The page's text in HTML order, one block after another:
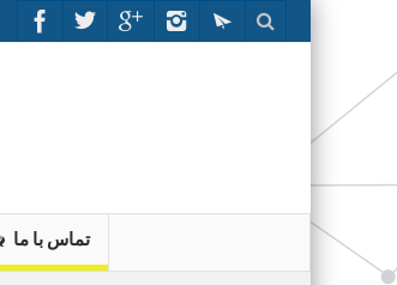
تماس با ما